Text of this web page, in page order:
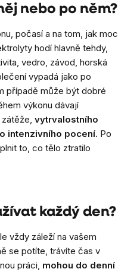
nebo po něm?
počasí a na tom, jak moc
hodí hlavně tehdy,
vedro, závod, horská
vypadá jako po
případě může být dobré
výkonu dávají
vytrvalostního
intenzivního pocení. Po
to, co tělo ztratilo
každý den?
vždy záleží na vašem
se potíte, trávíte čas v
práci, mohou do denní